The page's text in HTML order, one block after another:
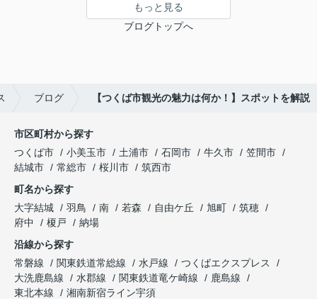
もっと見る
ブログトップへ
ブログ 【つくば市観光の魅力は何か！】スポットを解説
市区町村から探す
つくば市
小美玉市 土浦市 石岡市 牛久市
笠間市
結城市
常総市 桜川市
筑西市
町名から探す
大字結城
羽鳥 南 若森 自由ケ丘 旭町
筑穂
府中
榎戸
納場
沿線から探す
常磐線
関東鉄道常総線 水戸線
つくばエクスプレス
大洗鹿島線
水郡線 関東鉄道竜ケ崎線
鹿島線
東北本線
湘南新宿ライン宇須